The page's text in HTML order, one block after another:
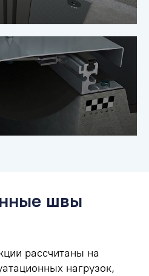
швы
рассчитаны на
нагрузок,